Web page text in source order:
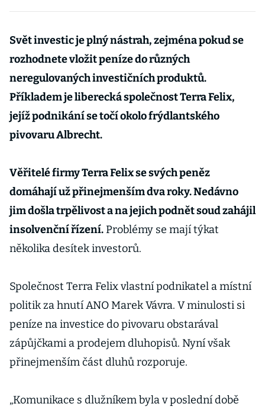
Svět investic je plný nástrah, zejména pokud se
rozhodnete vložit peníze do různých
neregulovaných investičních produktů.
Příkladem je liberecká společnost Terra Felix,
jejíž podnikání se točí okolo frýdlantského
pivovaru Albrecht.
Věřitelé firmy Terra Felix se svých peněz
domáhají už přinejmenším dva roky. Nedávno
jim došla trpělivost a na jejich podnět soud zahájil
insolvenční řízení.Problémy se mají týkat
několika desítek investorů.
Společnost Terra Felix vlastní podnikatel a místní
politik za hnutí ANO Marek Vávra. V minulosti si
peníze na investice do pivovaru obstarával
zápůjčkami a prodejem dluhopisů. Nyní však
přinejmenším část dluhů rozporuje.
„Komunikace s dlužníkem byla v poslední době